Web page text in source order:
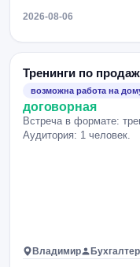
2026-08-06
Тренинги по
возможна работа на
договорная
Встреча в формате:
Аудитория: 1 человек.
Владимир